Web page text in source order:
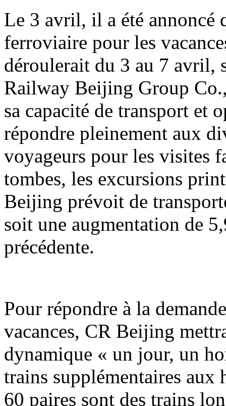
Le 3 avril, il a été annoncé
ferroviaire pour les
déroulerait du 3 au 7 avril,
Railway Beijing Group
sa capacité de transport et
répondre pleinement aux
voyageurs pour les visites
tombes, les excursions
Beijing prévoit de
soit une augmentation de
précédente.
Pour répondre à la
vacances, CR Beijing
dynamique « un jour, un
trains supplémentaires aux
60 paires sont des trains